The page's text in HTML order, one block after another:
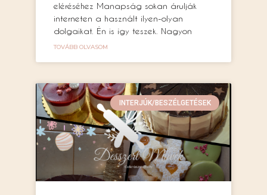
eléréséhez Manapság sokan árulják
interneten a használt ilyen-olyan
dolgaikat. Én is így teszek. Nagyon
TOVÁBB OLVASOM
INTERJÚK/BESZÉLGETÉSEK